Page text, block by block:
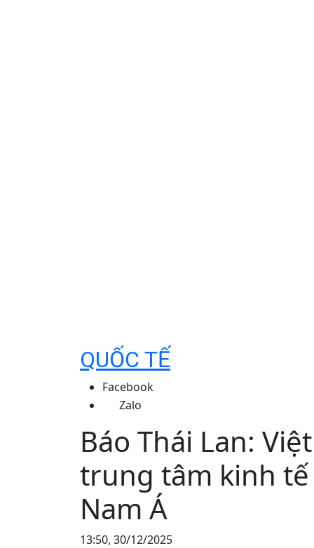
QUỐC TẾ
Facebook
Zalo
Báo Thái Lan:
trung tâm kinh
Nam Á
13:50, 30/12/2025